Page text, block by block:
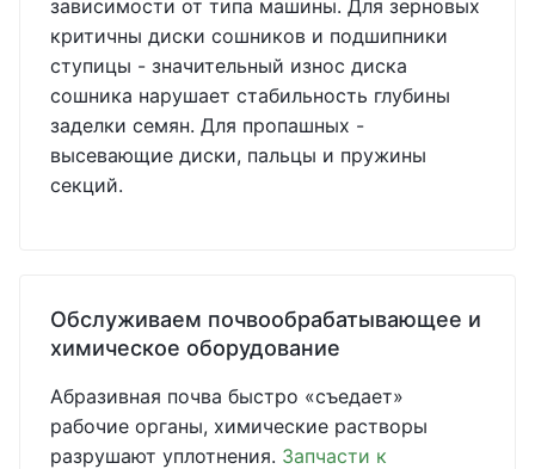
зависимости от типа машины. Для зерновых
критичны диски сошников и подшипники
ступицы - значительный износ диска
сошника нарушает стабильность глубины
заделки семян. Для пропашных -
высевающие диски, пальцы и пружины
секций.
Обслуживаем почвообрабатывающее и
химическое оборудование
Абразивная почва быстро «съедает»
рабочие органы, химические растворы
разрушают уплотнения. Запчасти к